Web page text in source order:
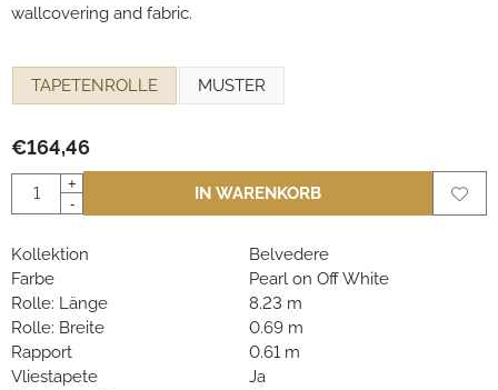
wallcovering and fabric.
TAPETENROLLE MUSTER
€164,46
Anzahl
+
-
IN WARENKORB
Kollektion
Belvedere
Farbe
Pearl on Off White
Rolle: Länge
8.23 m
Rolle: Breite
0.69 m
Rapport
0.61 m
Vliestapete
Ja